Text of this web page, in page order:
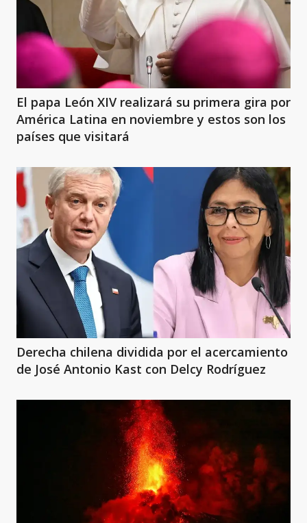
El papa León XIV realizará su primera gira por
América Latina en noviembre y estos son los
países que visitará
Derecha chilena dividida por el acercamiento
de José Antonio Kast con Delcy Rodríguez